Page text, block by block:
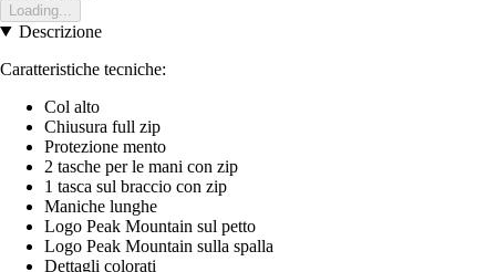
Loading...
Descrizione
Caratteristiche tecniche:
Col alto
Chiusura full zip
Protezione mento
2 tasche per le mani con zip
1 tasca sul braccio con zip
Maniche lunghe
Logo Peak Mountain sul petto
Logo Peak Mountain sulla spalla
Dettagli colorati